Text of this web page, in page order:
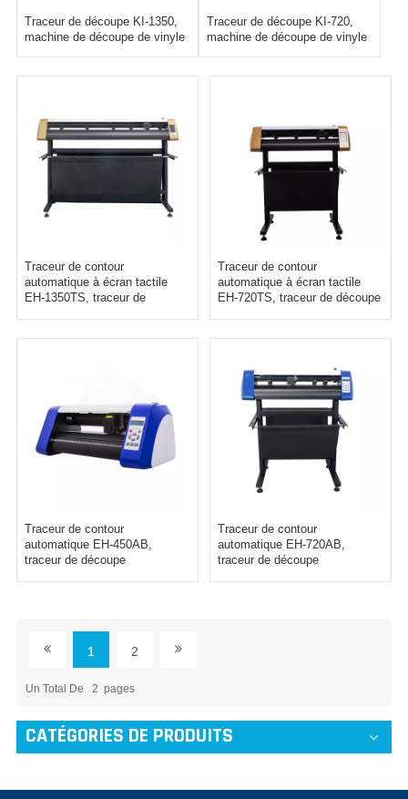
Traceur de découpe KI-1350,
machine de découpe de vinyle
Traceur de découpe KI-720,
machine de découpe de vinyle
Traceur de contour
automatique à écran tactile
EH-1350TS, traceur de
Traceur de contour
automatique à écran tactile
EH-720TS, traceur de découpe
Traceur de contour
automatique EH-450AB,
traceur de découpe
Traceur de contour
automatique EH-720AB,
traceur de découpe
1 2
Un Total De 2 Pages
CATÉGORIES DE PRODUITS